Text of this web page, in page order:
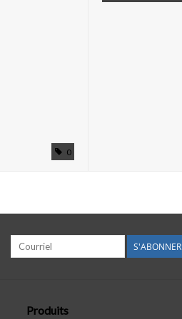
0
S'ABONNER
Produits